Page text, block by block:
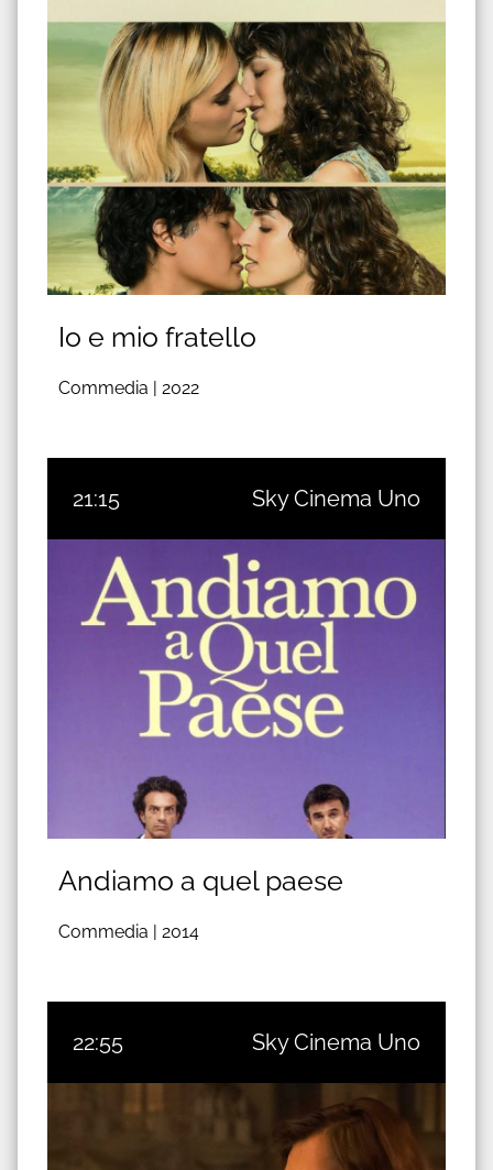
Io e mio fratello
Commedia | 2022
21:15 Sky Cinema Uno
Andiamo a quel paese
Commedia | 2014
22:55 Sky Cinema Uno